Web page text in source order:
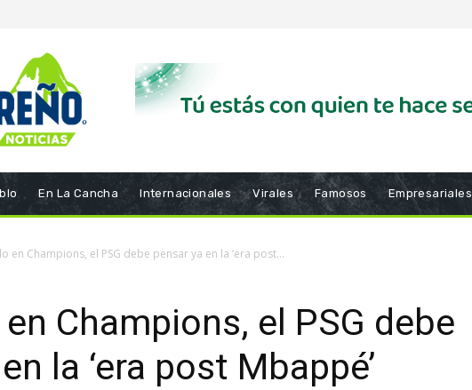
En La Cancha Internacionales Virales Famosos Empresariales
en Champions, el PSG debe pensar ya en la ‘era post...
Champions, el PSG debe
la ‘era post Mbappé’